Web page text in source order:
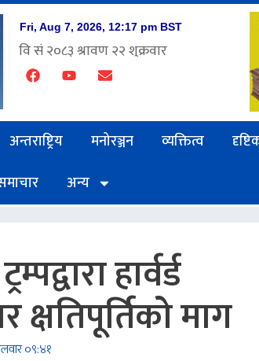
अन्तराष्ट्रिय मनोरञ्जन व्यक्तित्व
अन्य
हार्वर्ड
माग
०९:४१